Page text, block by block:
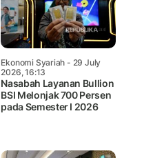
Ekonomi Syariah - 29 July
2026, 16:13
Nasabah Layanan Bullion
BSI Melonjak 700 Persen
pada Semester I 2026